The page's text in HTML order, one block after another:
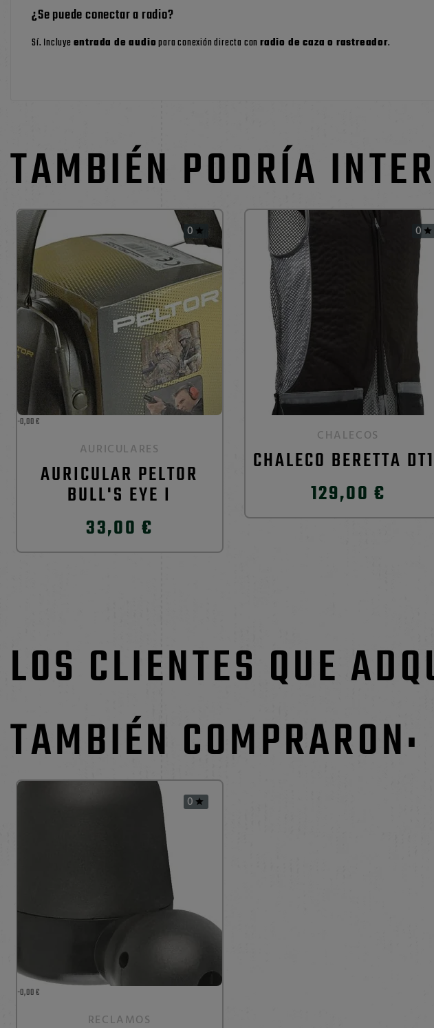
¿Se puede conectar a radio?
Sí. Incluyeentrada de audiopara conexión directa conradio de caza o rastreador.
TAMBIÉN PODRÍA
-0,00 €
0 
AURICULARES
AURICULAR PELTOR
BULL'S EYE I
33,00 €
0 
CHALECOS
CHALECO BERETTA
129,00 €
LOS CLIENTES QUE
TAMBIÉN COMPRARON:
-0,00 €
0 
RECLAMOS